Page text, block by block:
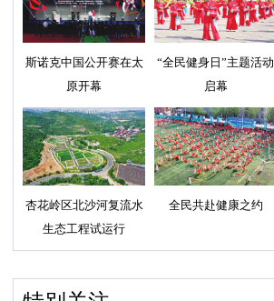
斯诺克中国公开赛在太
原开幕
“全民健身日”主题活动
启幕
杏花岭区北沙河复流水
生态工程试运行
全民共赴健康之约